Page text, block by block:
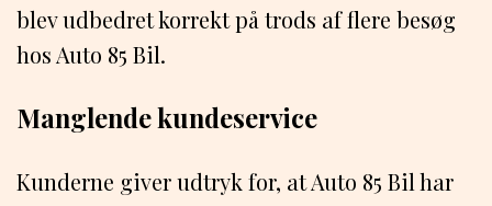
blev udbedret korrekt på trods af flere besøg
hos Auto 85 Bil.
Manglende kundeservice
Kunderne giver udtryk for, at Auto 85 Bil har